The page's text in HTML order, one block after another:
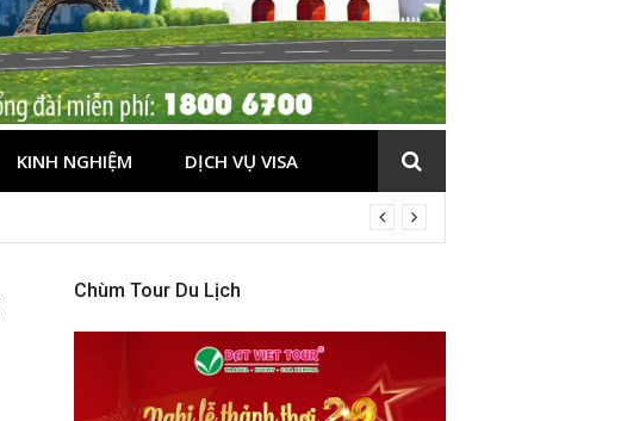
KINH NGHIỆM DỊCH VỤ VISA
Chùm Tour Du Lịch